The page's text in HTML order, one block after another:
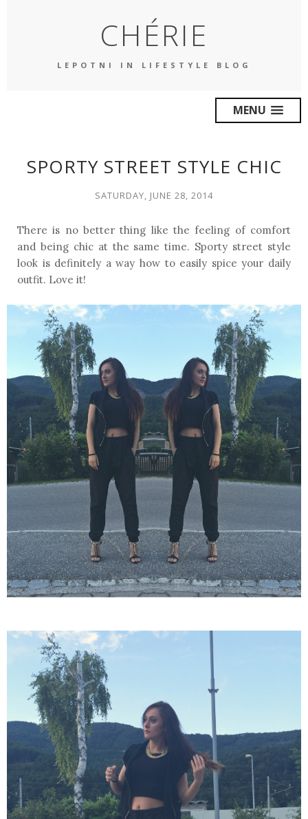
CHÉRIE
LEPOTNI IN LIFESTYLE BLOG
MENU
SPORTY STREET STYLE CHIC
SATURDAY, JUNE 28, 2014
There is no better thing like the feeling of comfort
and being chic at the same time. Sporty street style
look is definitely a way how to easily spice your daily
outfit. Love it!